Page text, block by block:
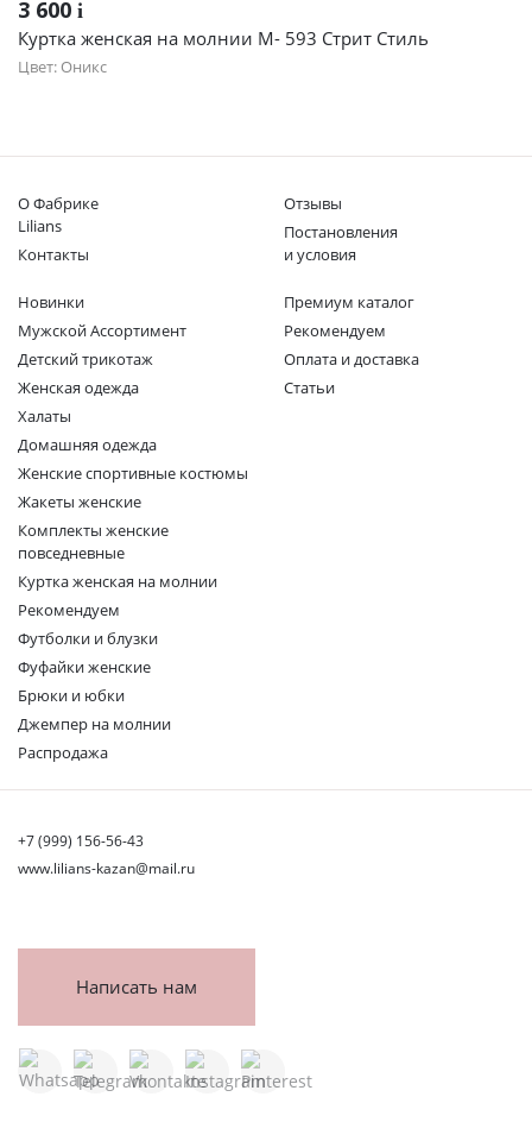
3 600 i
Куртка женская на молнии М- 593 Стрит Стиль
Цвет: Оникс
О Фабрике
Lilians
Контакты
Отзывы
Постановления
и условия
Новинки
Мужской Ассортимент
Детcкий трикотаж
Женская одежда
Халаты
Домашняя одежда
Женские спортивные костюмы
Жакеты женские
Комплекты женские
повседневные
Куртка женская на молнии
Рекомендуем
Футболки и блузки
Фуфайки женские
Брюки и юбки
Джемпер на молнии
Распродажа
Премиум каталог
Рекомендуем
Оплата и доставка
Статьи
+7 (999) 156-56-43
www.lilians-kazan@mail.ru
Написать нам